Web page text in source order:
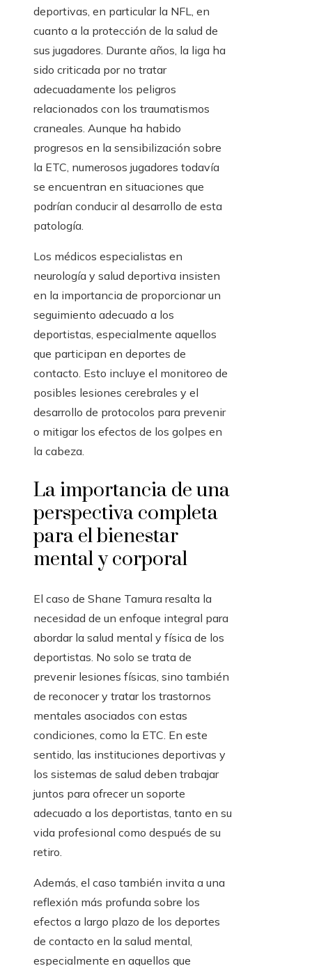
deportivas, en particular la NFL, en
cuanto a la protección de la salud de
sus jugadores. Durante años, la liga ha
sido criticada por no tratar
adecuadamente los peligros
relacionados con los traumatismos
craneales. Aunque ha habido
progresos en la sensibilización sobre
la ETC, numerosos jugadores todavía
se encuentran en situaciones que
podrían conducir al desarrollo de esta
patología.
Los médicos especialistas en
neurología y salud deportiva insisten
en la importancia de proporcionar un
seguimiento adecuado a los
deportistas, especialmente aquellos
que participan en deportes de
contacto. Esto incluye el monitoreo de
posibles lesiones cerebrales y el
desarrollo de protocolos para prevenir
o mitigar los efectos de los golpes en
la cabeza.
La importancia de una
perspectiva completa
para el bienestar
mental y corporal
El caso de Shane Tamura resalta la
necesidad de un enfoque integral para
abordar la salud mental y física de los
deportistas. No solo se trata de
prevenir lesiones físicas, sino también
de reconocer y tratar los trastornos
mentales asociados con estas
condiciones, como la ETC. En este
sentido, las instituciones deportivas y
los sistemas de salud deben trabajar
juntos para ofrecer un soporte
adecuado a los deportistas, tanto en su
vida profesional como después de su
retiro.
Además, el caso también invita a una
reflexión más profunda sobre los
efectos a largo plazo de los deportes
de contacto en la salud mental,
especialmente en aquellos que